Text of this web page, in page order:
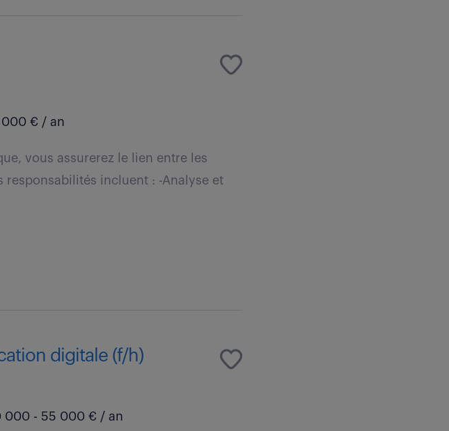
€ / an
vous assurerez le lien entre les
responsabilités incluent : -Analyse et
digitale (f/h)
000 - 55 000 € / an